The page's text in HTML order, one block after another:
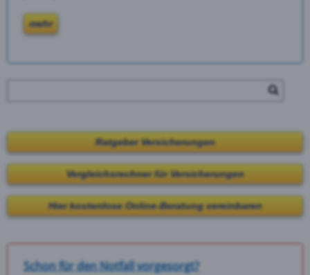
mehr
Ratgeber Versicherungen
Vergleichsrechner für Versicherungen
Hier kostenlose Online-Beratung vereinbaren
Schon für den Notfall vorgesorgt?